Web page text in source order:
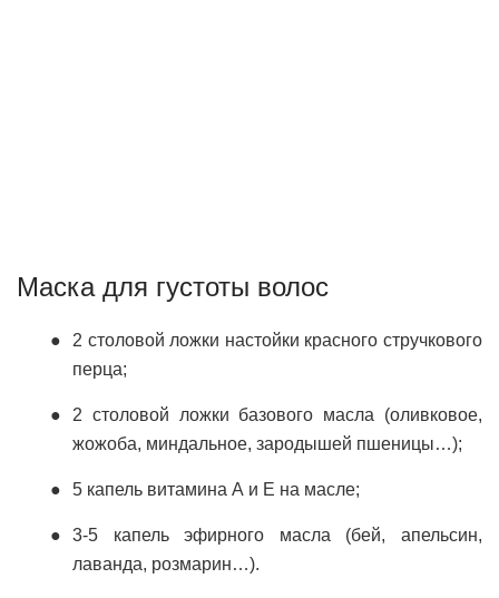
Маска для густоты волос
2 столовой ложки настойки красного стручкового
перца;
2 столовой ложки базового масла (оливковое,
жожоба, миндальное, зародышей пшеницы…);
5 капель витамина А и Е на масле;
3-5 капель эфирного масла (бей, апельсин,
лаванда, розмарин…).